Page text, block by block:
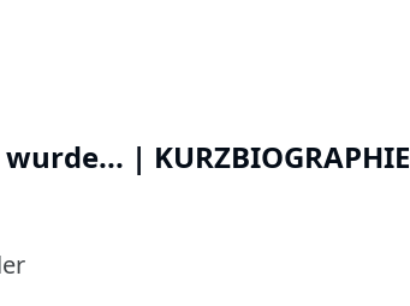
| KURZBIOGRAPHIE